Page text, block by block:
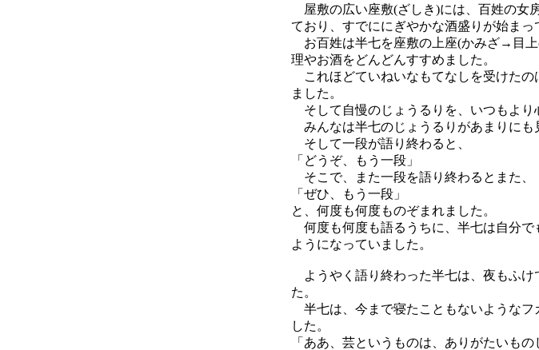
屋敷の広い座敷(ざしき)には、百姓の女
ており、すでににぎやかな酒盛りが始まっ
お百姓は半七を座敷の上座(かみざ→目
理やお酒をどんどんすすめました。
これほどていねいなもてなしを受けたの
ました。
そして自慢のじょうるりを、いつもより
みんなは半七のじょうるりがあまりにも
そして一段が語り終わると、
「どうぞ、もう一段」
そこで、また一段を語り終わるとまた、
「ぜひ、もう一段」
と、何度も何度ものぞまれました。
何度も何度も語るうちに、半七は自分で
ようになっていました。
ようやく語り終わった半七は、夜もふけ
た。
半七は、今まで寝たこともないようなフ
した。
「ああ、芸というものは、ありがたいも